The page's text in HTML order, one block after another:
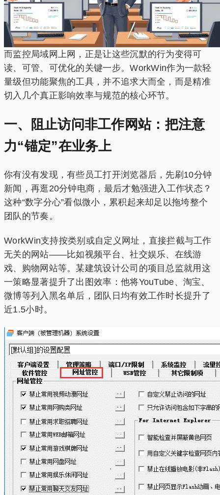
而监控局域网上网，正是让这些沉默的行为变得可
读、可管、可优化的关键一步。WorkWin作为一款轻
量级但功能聚焦的工具，并不追求大而全，而是精准
切入几个真正影响效率与规范的核心环节。
一、阻止访问非工作网站：把注意
力“锚定”在业务上
你有没有发现，有些员工打开浏览器后，先刷10分钟
新闻，再逛20分钟电商，最后才勉强进入工作状态？
这种“数字分心”看似微小，累积起来却足以拖垮整个
团队的节奏。
WorkWin支持按类别或自定义网址，直接拦截与工作
无关的网站——比如视频平台、社交娱乐、在线游
戏、购物网站等。某建筑设计公司的项目总监就用这
一策略显著提升了出图效率：他将YouTube、淘宝、
微博等列入黑名单后，团队日均有效工作时长提升了
近1.5小时。